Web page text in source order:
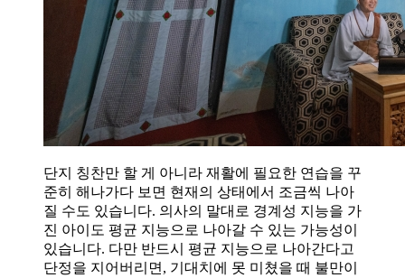
단지 칭찬만 할 게 아니라 재활에 필요한 연습을 꾸
준히 해나가다 보면 현재의 상태에서 조금씩 나아
질 수도 있습니다. 의사의 말대로 경계성 지능을 가
진 아이도 평균 지능으로 나아갈 수 있는 가능성이
있습니다. 다만 반드시 평균 지능으로 나아간다고
단정을 지어버리면, 기대치에 못 미쳤을 때 불만이